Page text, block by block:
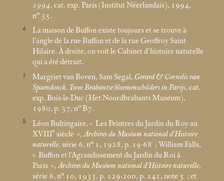
1994, cat. exp. Paris (Institut Néerlandais), 1994,
n° 35.
4
La maison de Buffon existe toujours et se trouve à
l’angle de la rue Buffon et de la rue Geoffroy Saint
Hilaire. À droite, on voit le Cabinet d’histoire naturelle
qui a été détruit.
5 Margriet van Boven, Sam Segal, Gerard & Cornelis van
Spaendonck. Twee Brabantse bloemenschilders in Parijs, cat.
exp. Bois-le-Duc (Het Noordbrabants Museum),
1980, p. 37, n° B7.
6 Léon Bultingaire, « Les Peintres du Jardin du Roy au
XVIIIe siècle »,Archives du Muséum national d’Histoire
naturelle, série 6, n° 1, 1928, p. 19-68 ; William Falls,
« Buffon et l’Agrandissement du Jardin du Roi à
Paris »,Archives du Muséum national d’Histoire naturelle,
série 6, n° 10, 1933, p. 129-200, p. 141, note 5 ; et